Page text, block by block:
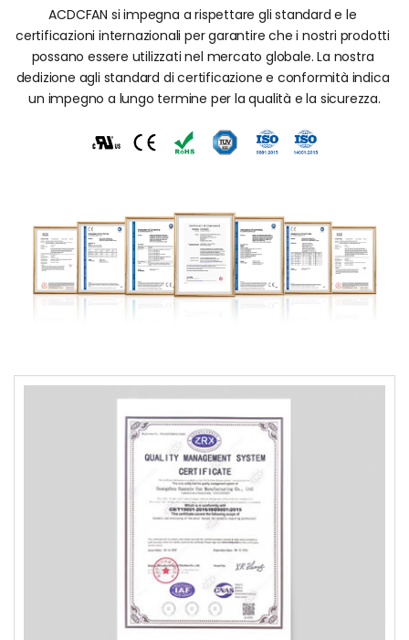
ACDCFAN si impegna a rispettare gli standard e le
certificazioni internazionali per garantire che i nostri prodotti
possano essere utilizzati nel mercato globale. La nostra
dedizione agli standard di certificazione e conformità indica
un impegno a lungo termine per la qualità e la sicurezza.